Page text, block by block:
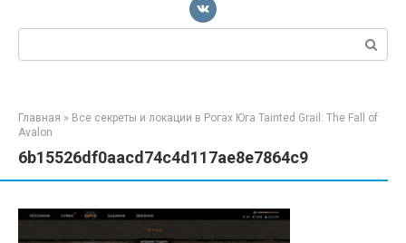
Поиск:
Главная » Все секреты и локации в Рогах Юга Tainted Grail: The Fall of
Avalon
6b15526df0aacd74c4d117ae8e7864c9